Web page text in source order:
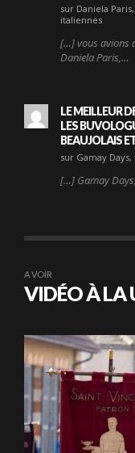
sur Daniela
italiennes
[…] vous avions
Daniela Paris,…
LE MEILLEUR
LES
BEAUJOLAIS
sur Gamay
[…] Gamay
A VOIR
VIDÉO À LA